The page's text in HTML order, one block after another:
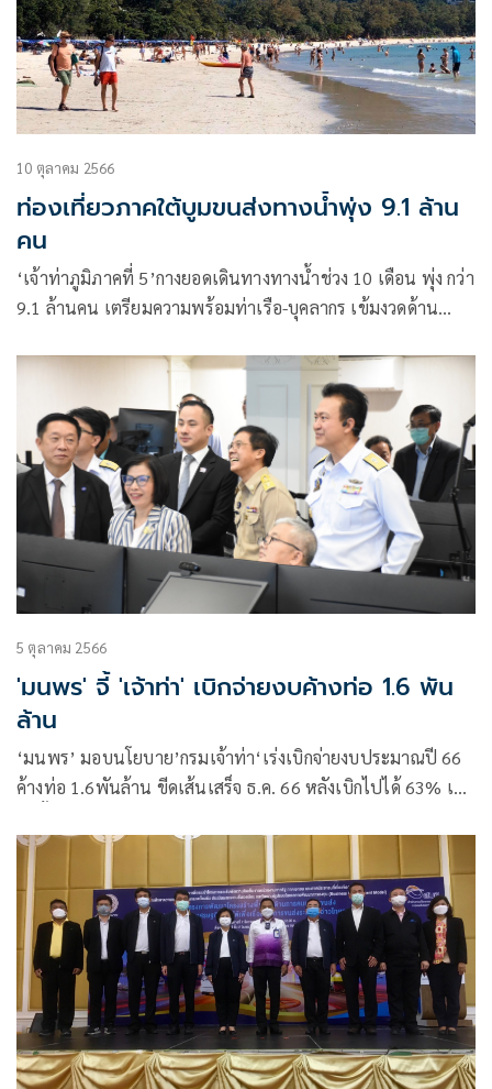
10 ตุลาคม 2566
ท่องเที่ยวภาคใต้บูมขนส่งทางน้ำพุ่ง 9.1 ล้าน
คน
‘เจ้าท่าภูมิภาคที่ 5’กางยอดเดินทางทางน้ำช่วง 10 เดือน พุ่ง กว่า
9.1 ล้านคน เตรียมความพร้อมท่าเรือ-บุคลากร เข้มงวดด้าน
เที่ยวเดินทางเยือน 6 จังหวัดอันดามัน ชมทะเลสวยระดับโลกช่วง
5 ตุลาคม 2566
'มนพร' จี้ 'เจ้าท่า' เบิกจ่ายงบค้างท่อ 1.6 พัน
ล้าน
‘มนพร’ มอบนโยบาย’กรมเจ้าท่า‘เร่งเบิกจ่ายงบประมาณปี 66
ค้างท่อ 1.6พันล้าน ขีดเส้นเสร็จ ธ.ค. 66 หลังเบิกไปได้ 63% เล็ง
โดยสาร-เรือท่องเที่ยว